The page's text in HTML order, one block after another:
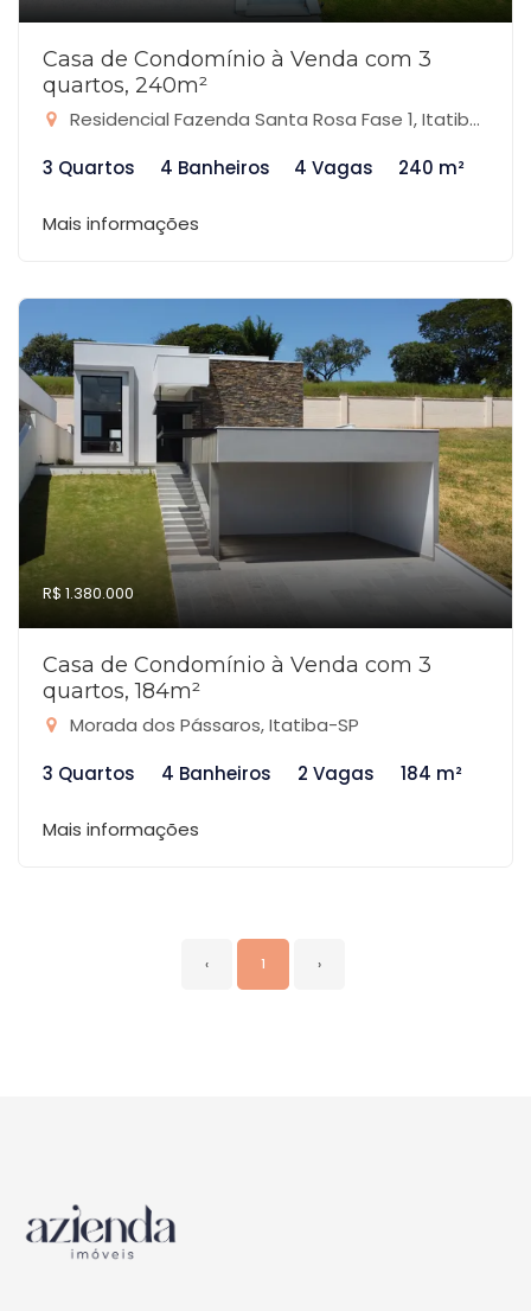
Casa de Condomínio à Venda com 3
quartos, 240m²
Residencial Fazenda Santa Rosa Fase 1, Itatiba-SP
3 Quartos
4 Banheiros 4 Vagas 240 m²
Mais informações
R$ 1.380.000
Casa de Condomínio à Venda com 3
quartos, 184m²
Morada dos Pássaros, Itatiba-SP
3 Quartos
4 Banheiros 2 Vagas 184 m²
Mais informações
‹ 1 ›
Página inicial